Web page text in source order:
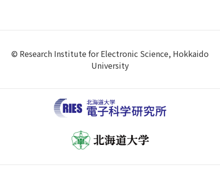
© Research Institute for Electronic Science, Hokkaido
University